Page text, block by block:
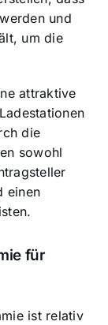
und
um die
attraktive
die
sowohl
einen
für
ist relativ